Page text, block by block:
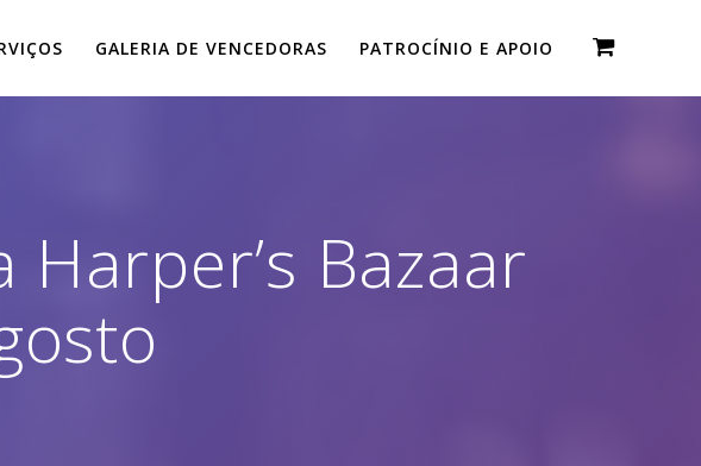
GALERIA DE VENCEDORAS PATROCÍNIO E APOIO
Bazaar